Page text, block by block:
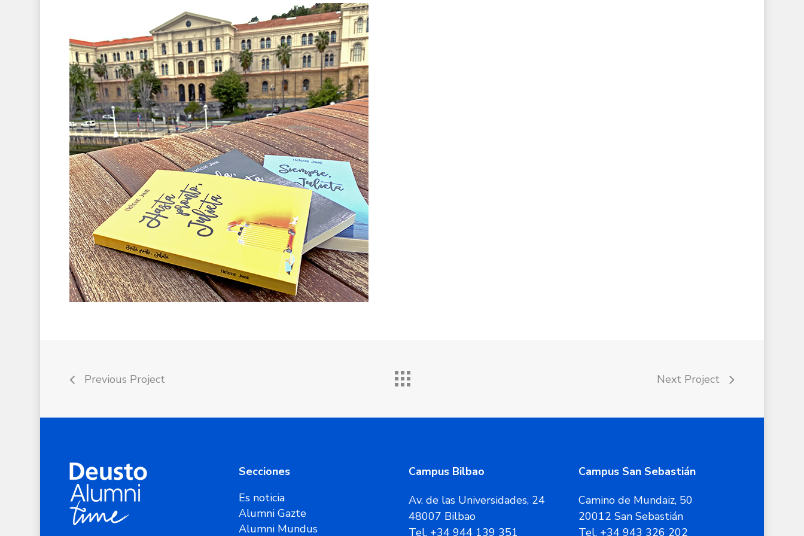
Previous Project Next Project
Secciones
Es noticia
Alumni Gazte
Alumni Mundus
Campus Bilbao
Av. de las Universidades, 24
48007 Bilbao
Tel. +34 944 139 351
Campus San Sebastián
Camino de Mundaiz, 50
20012 San Sebastián
Tel. +34 943 326 202